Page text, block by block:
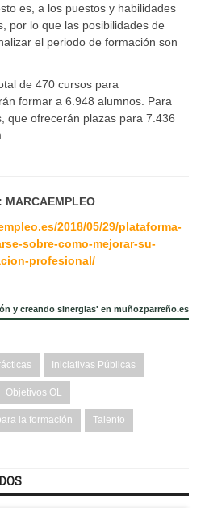
es, a los puestos y habilidades
por lo que las posibilidades de
el periodo de formación son
de 470 cursos para
formar a 6.948 alumnos. Para
que ofrecerán plazas para 7.436
MARCAEMPLEO
2018/05/29/plataforma-
sobre-como-mejorar-su-
profesional/
y creando sinergias' en muñozparreño.es
Iniciativas Públicas
Objetivos OL
la formación Talento